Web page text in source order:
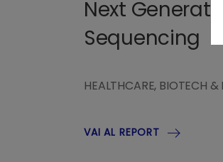
Next
Sequencing
HEALTHCARE, BIOTECH
VAI AL REPORT